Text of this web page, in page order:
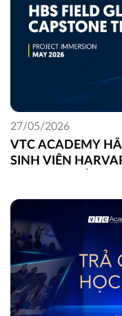
VTC ACADEMY
SINH VIÊN
27/05/2026